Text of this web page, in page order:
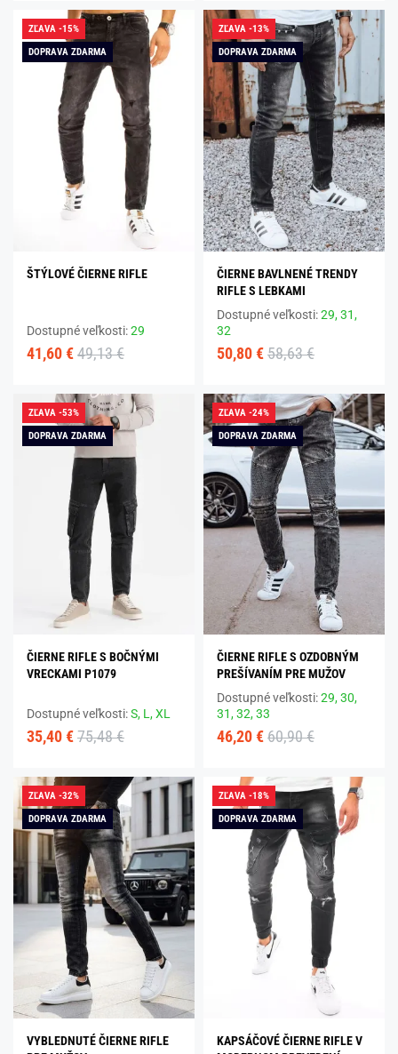
ZĽAVA -15%
DOPRAVA ZDARMA
ŠTÝLOVÉ ČIERNE RIFLE
Dostupné veľkosti:29
41,60 € 49,13 €
ZĽAVA -13%
DOPRAVA ZDARMA
ČIERNE BAVLNENÉ TRENDY
RIFLE S LEBKAMI
Dostupné veľkosti:29,31,
32
50,80 € 58,63 €
ZĽAVA -53%
DOPRAVA ZDARMA
ČIERNE RIFLE S BOČNÝMI
VRECKAMI P1079
Dostupné veľkosti:S, L,XL
35,40 € 75,48 €
ZĽAVA -24%
DOPRAVA ZDARMA
ČIERNE RIFLE S OZDOBNÝM
PREŠÍVANÍM PRE MUŽOV
Dostupné veľkosti:29,30,
31,32,33
46,20 € 60,90 €
ZĽAVA -32%
DOPRAVA ZDARMA
VYBLEDNUTÉ ČIERNE RIFLE
ZĽAVA -18%
DOPRAVA ZDARMA
KAPSÁČOVÉ ČIERNE RIFLE V